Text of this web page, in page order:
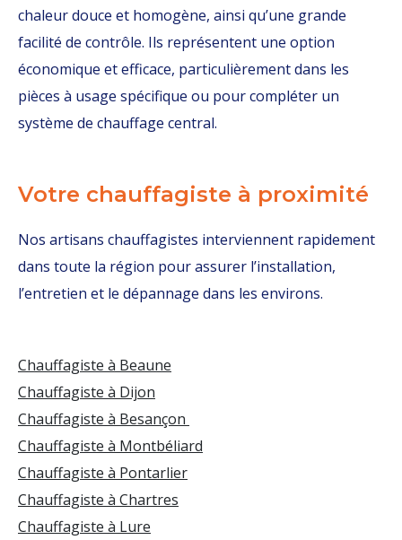
chaleur douce et homogène, ainsi qu’une grande
facilité de contrôle. Ils représentent une option
économique et efficace, particulièrement dans les
pièces à usage spécifique ou pour compléter un
système de chauffage central.
Votre chauffagiste à proximité
Nos artisans chauffagistes interviennent rapidement
dans toute la région pour assurer l’installation,
l’entretien et le dépannage dans les environs.
Chauffagiste à Beaune
Chauffagiste à Dijon
Chauffagiste à Besançon
Chauffagiste à Montbéliard
Chauffagiste à Pontarlier
Chauffagiste à Chartres
Chauffagiste à Lure